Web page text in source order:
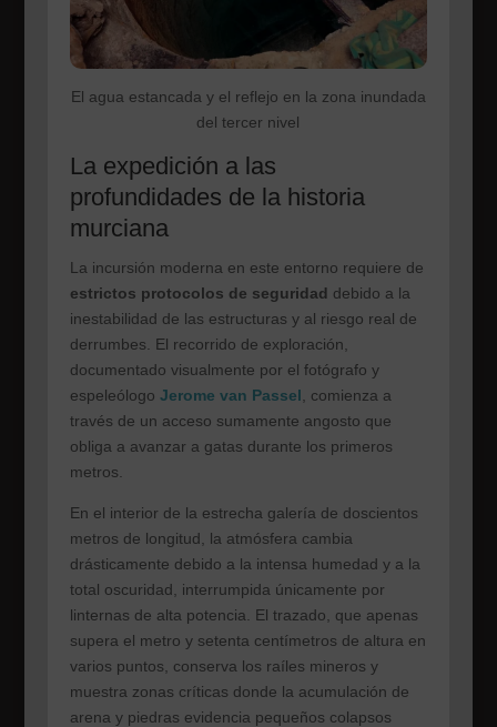
El agua estancada y el reflejo en la zona inundada
del tercer nivel
La expedición a las
profundidades de la historia
murciana
La incursión moderna en este entorno requiere de
estrictos protocolos de seguridad debido a la
inestabilidad de las estructuras y al riesgo real de
derrumbes. El recorrido de exploración,
documentado visualmente por el fotógrafo y
espeleólogo Jerome van Passel , comienza a
través de un acceso sumamente angosto que
obliga a avanzar a gatas durante los primeros
metros.
En el interior de la estrecha galería de doscientos
metros de longitud, la atmósfera cambia
drásticamente debido a la intensa humedad y a la
total oscuridad, interrumpida únicamente por
linternas de alta potencia. El trazado, que apenas
supera el metro y setenta centímetros de altura en
varios puntos, conserva los raíles mineros y
muestra zonas críticas donde la acumulación de
arena y piedras evidencia pequeños colapsos